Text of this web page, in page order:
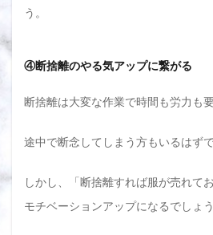
う。
④断捨離のやる気アップに繋がる
断捨離は大変な作業で時間も労力も要
途中で断念してしまう方もいるはずで
しかし、「断捨離すれば服が売れて
モチベーションアップになるでしょう